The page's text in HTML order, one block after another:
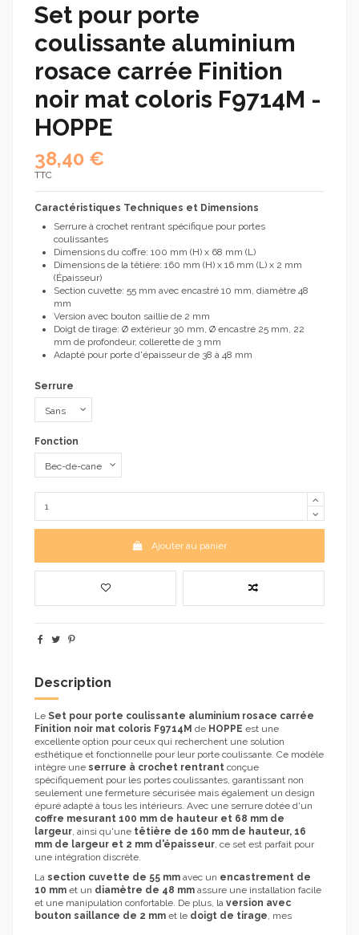
Set pour porte
coulissante aluminium
rosace carrée Finition
noir mat coloris F9714M -
HOPPE
38,40 €
TTC
Caractéristiques Techniques et Dimensions
Serrure à crochet rentrant spécifique pour portes
coulissantes
Dimensions du coffre: 100 mm (H) x 68 mm (L)
Dimensions de la têtière: 160 mm (H) x 16 mm (L) x 2 mm
(Épaisseur)
Section cuvette: 55 mm avec encastré 10 mm, diamètre 48
mm
Version avec bouton saillie de 2 mm
Doigt de tirage: Ø extérieur 30 mm, Ø encastré 25 mm, 22
mm de profondeur, collerette de 3 mm
Adapté pour porte d'épaisseur de 38 à 48 mm
Serrure
Fonction
Ajouter au panier
Description
Le Set pour porte coulissante aluminium rosace carrée
Finition noir mat coloris F9714M de HOPPE est une
excellente option pour ceux qui recherchent une solution
esthétique et fonctionnelle pour leur porte coulissante. Ce modèle
intègre une serrure à crochet rentrant conçue
spécifiquement pour les portes coulissantes, garantissant non
seulement une fermeture sécurisée mais également un design
épuré adapté à tous les intérieurs. Avec une serrure dotée d'un
coffre mesurant 100 mm de hauteur et 68 mm de
largeur , ainsi qu'une têtière de 160 mm de hauteur, 16
mm de largeur et 2 mm d'épaisseur , ce set est parfait pour
une intégration discrète.
La section cuvette de 55 mm avec un encastrement de
10 mm et un diamètre de 48 mm assure une installation facile
et une manipulation confortable. De plus, la version avec
bouton saillance de 2 mm et le doigt de tirage, mes